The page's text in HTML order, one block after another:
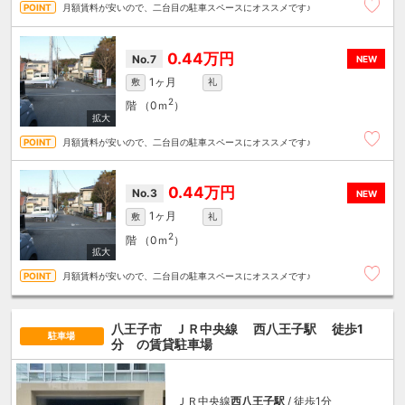
月額賃料が安いので、二台目の駐車スペースにオススメです♪
NEW
No.7 0.44万円
敷 1ヶ月 礼
階 （0ｍ 2）
月額賃料が安いので、二台目の駐車スペースにオススメです♪
NEW
No.3 0.44万円
敷 1ヶ月 礼
階 （0ｍ 2）
月額賃料が安いので、二台目の駐車スペースにオススメです♪
駐車場 八王子市 ＪＲ中央線 西八王子駅
徒歩1
分 の賃貸駐車場
ＪＲ中央線西八王子駅 / 徒歩1分